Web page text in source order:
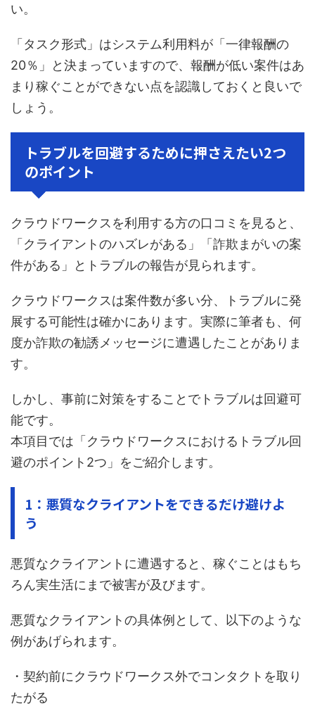
い。
「タスク形式」はシステム利用料が「一律報酬の
20％」と決まっていますので、報酬が低い案件はあ
まり稼ぐことができない点を認識しておくと良いで
しょう。
トラブルを回避するために押さえたい2つ
のポイント
クラウドワークスを利用する方の口コミを見ると、
「クライアントのハズレがある」「詐欺まがいの案
件がある」とトラブルの報告が見られます。
クラウドワークスは案件数が多い分、トラブルに発
展する可能性は確かにあります。実際に筆者も、何
度か詐欺の勧誘メッセージに遭遇したことがありま
す。
しかし、事前に対策をすることでトラブルは回避可
能です。
本項目では「クラウドワークスにおけるトラブル回
避のポイント2つ」をご紹介します。
1：悪質なクライアントをできるだけ避けよ
う
悪質なクライアントに遭遇すると、稼ぐことはもち
ろん実生活にまで被害が及びます。
悪質なクライアントの具体例として、以下のような
例があげられます。
・契約前にクラウドワークス外でコンタクトを取り
たがる